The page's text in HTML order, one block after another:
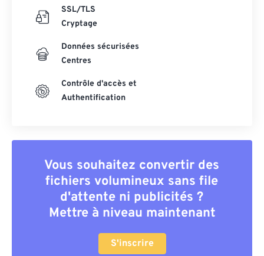
SSL/TLS
Cryptage
Données sécurisées
Centres
Contrôle d'accès et
Authentification
Vous souhaitez convertir des
fichiers volumineux sans file
d'attente ni publicités ?
Mettre à niveau maintenant
S'inscrire